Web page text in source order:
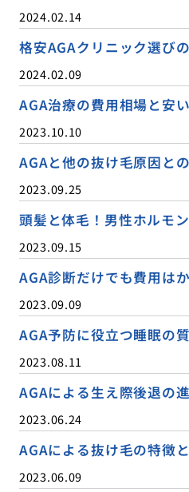
2024.02.14
格安AGAクリニック選び
2024.02.09
AGA治療の費用相場と安
2023.10.10
AGAと他の抜け毛原因と
2023.09.25
頭髪と体毛！男性ホルモ
2023.09.15
AGA診断だけでも費用は
2023.09.09
AGA予防に役立つ睡眠の
2023.08.11
AGAによる生え際後退の
2023.06.24
AGAによる抜け毛の特徴
2023.06.09